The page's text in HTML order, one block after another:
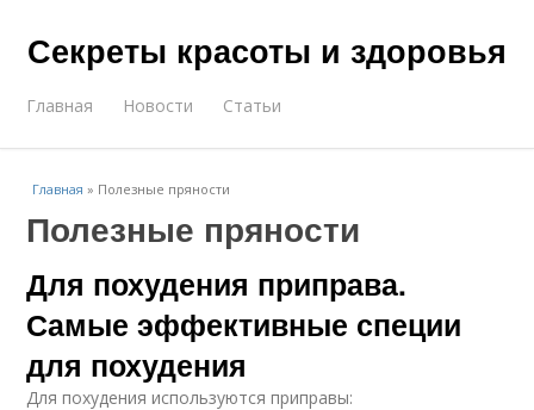
Секреты красоты и здоровья
Главная Новости Статьи
Главная » Полезные пряности
Полезные пряности
Для похудения приправа.
Самые эффективные специи
для похудения
Для похудения используются приправы: